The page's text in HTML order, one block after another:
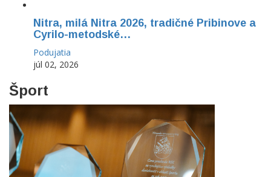
Nitra, milá Nitra 2026, tradičné Pribinove a
Cyrilo-metodské…
Podujatia
júl 02, 2026
Šport